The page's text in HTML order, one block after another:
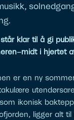
klar til å gi
i hjertet
er en ny
ikonisk
ligger alt